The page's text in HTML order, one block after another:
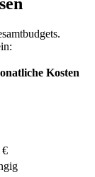
Kosten
€